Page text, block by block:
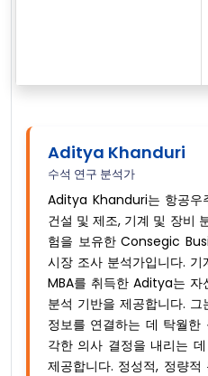
Aditya Khanduri
수석 연구 분석가
Aditya Khanduri는 항공우
건설 및 제조, 기계 및 장비
험을 보유한 Consegic
시장 조사 분석가입니다.
MBA를 취득한 Aditya는 자
분석 기반을 제공합니다.
정보를 연결하는 데 탁월한
각한 의사 결정을 내리는
제공합니다. 정성적, 정량